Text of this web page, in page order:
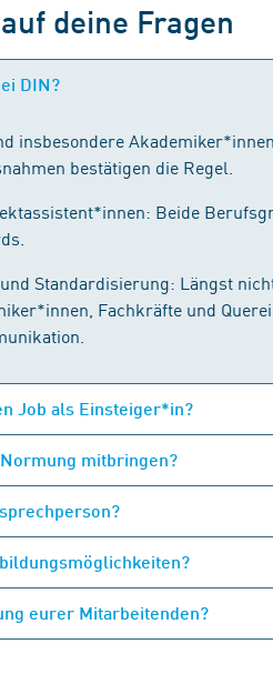
deine Fragen
DIN?
insbesondere
bestätigen die Regel.
Beide
Standardisierung: Längst
Fachkräfte und
Job als Einsteiger*in?
mitbringen?
eurer Mitarbeitenden?